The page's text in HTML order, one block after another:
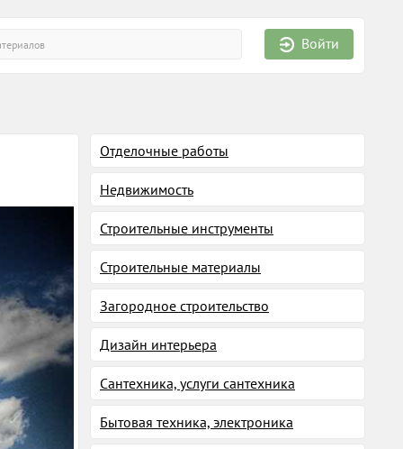
Войти
Отделочные работы
Недвижимость
Строительные инструменты
Строительные материалы
Загородное строительство
Дизайн интерьера
Сантехника, услуги сантехника
Бытовая техника, электроника